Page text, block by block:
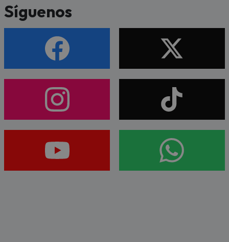
Síguenos